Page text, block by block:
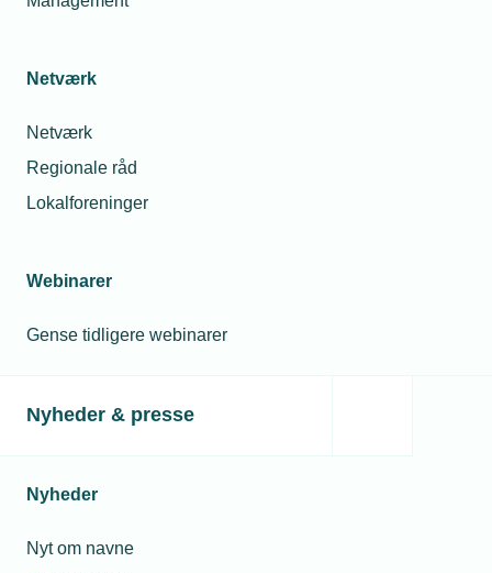
Netværk
Netværk
Regionale råd
Lokalforeninger
Webinarer
Gense tidligere webinarer
Nyheder & presse
Nyheder
Nyt om navne